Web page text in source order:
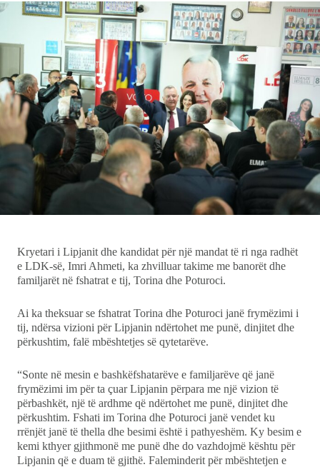
Art Jete
Kulturë
Showbiz
Ekonomi
Teknologji
Udhëtime
Kryetari i Lipjanit dhe kandidat për një mandat të ri nga radhët
e LDK-së, Imri Ahmeti, ka zhvilluar takime me banorët dhe
familjarët në fshatrat e tij, Torina dhe Poturoci.
Ai ka theksuar se fshatrat Torina dhe Poturoci janë frymëzimi i
tij, ndërsa vizioni për Lipjanin ndërtohet me punë, dinjitet dhe
përkushtim, falë mbështetjes së qytetarëve.
“Sonte në mesin e bashkëfshatarëve e familjarëve që janë
frymëzimi im për ta çuar Lipjanin përpara me një vizion të
përbashkët, një të ardhme që ndërtohet me punë, dinjitet dhe
përkushtim. Fshati im Torina dhe Poturoci janë vendet ku
rrënjët janë të thella dhe besimi është i pathyeshëm. Ky besim e
kemi kthyer gjithmonë me punë dhe do vazhdojmë kështu për
Lipjanin që e duam të gjithë. Faleminderit për mbështetjen e